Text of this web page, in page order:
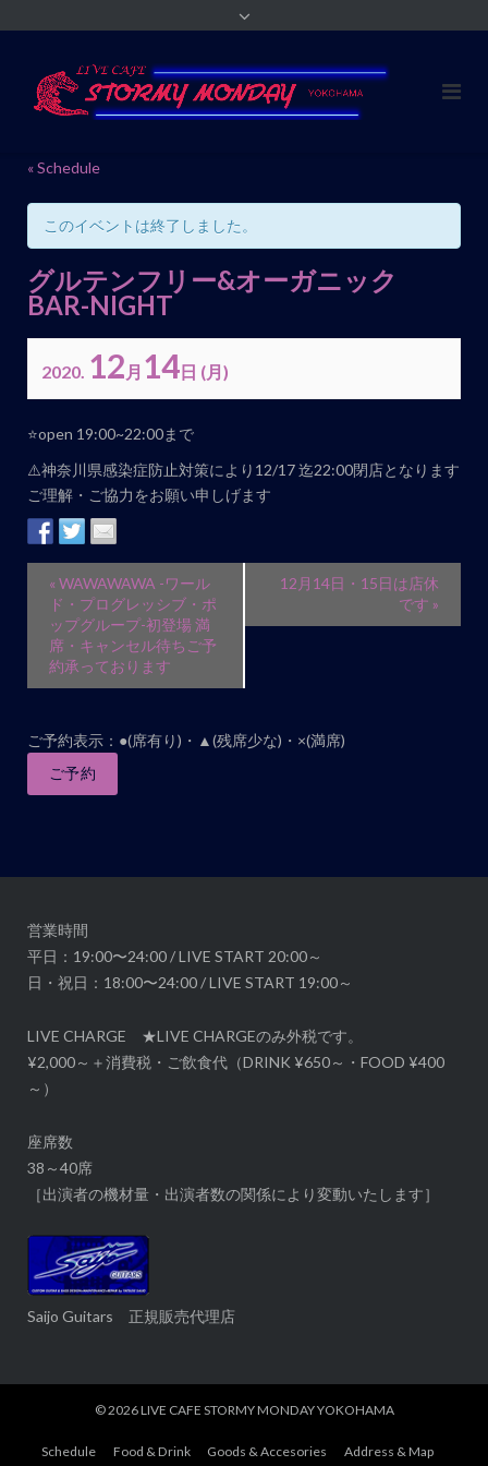
« Schedule
このイベントは終了しました。
グルテンフリー&オーガニック
BAR-NIGHT
2020. 12 月 14日 (月)
イ
ベ
ン
ト
ナ
ョ
⭐️open 19:00~22:00まで
⚠️神奈川県感染症防止対策により12/17 迄22:00閉店となります
ご理解・ご協力をお願い申しげます
ナ
ゲ
« WAWAWAWA -ワール
ド・プログレッシブ・ポ
ップグループ-初登場 満
席・キャンセル待ちご予
約承っております
12月14日・15日は店休
です »
ご予約表示：●(席有り)・▲(残席少な)・×(満席)
ご予約
営業時間
平日：19:00〜24:00 / LIVE START 20:00～
日・祝日：18:00〜24:00 / LIVE START 19:00～
LIVE CHARGE ★LIVE CHARGEのみ外税です。
¥2,000～＋消費税・ご飲食代（DRINK ¥650～・FOOD ¥400
～）
座席数
38～40席
［出演者の機材量・出演者数の関係により変動いたします］
Saijo Guitars 正規販売代理店
© 2026LIVE CAFE STORMY MONDAY YOKOHAMA
Schedule Food & Drink Goods & Accesories Address & Map